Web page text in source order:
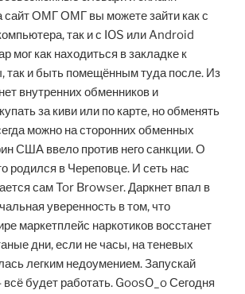
сайт ОМГ ОМГ вы можете зайти как с
так и с IOS или Android
мог как находиться в закладке к
так и быть помещённым туда после. Из
внутренних обменников и
за киви или по карте, но обменять
можно на сторонних обменных
США ввело против него санкции. О
родился в Череповце. И сеть нас
сам Tor Browser. Даркнет впал в
уверенность в том, что
маркетплейс наркотиков восстанет
дни, если не часы, на теневых
легким недоумением. Запускай
будет работать. GoosO_o Сегодня